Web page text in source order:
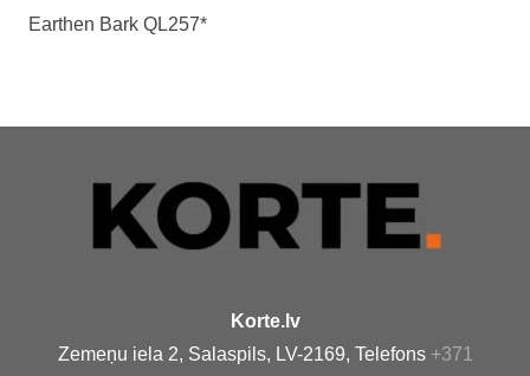
Earthen Bark QL257*
Korte.lv
Zemeņu iela 2, Salaspils, LV-2169, Telefons +371